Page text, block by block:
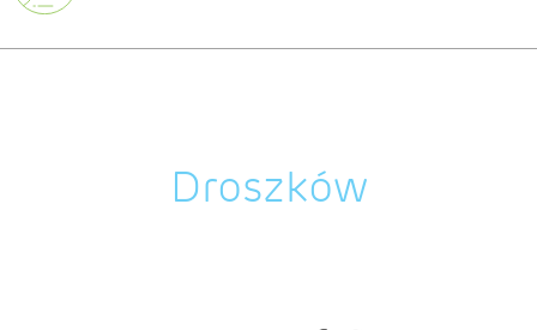
Droszków